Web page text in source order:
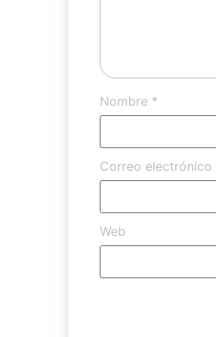
Nombre *
Correo electrónico
Web